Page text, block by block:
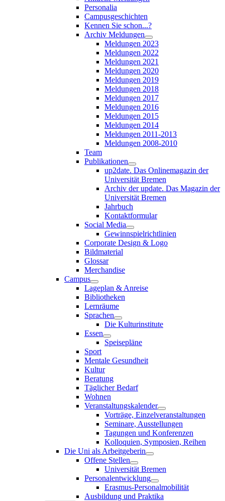
Personalia
Campusgeschichten
Kennen Sie schon...?
Archiv Meldungen
Meldungen 2023
Meldungen 2022
Meldungen 2021
Meldungen 2020
Meldungen 2019
Meldungen 2018
Meldungen 2017
Meldungen 2016
Meldungen 2015
Meldungen 2014
Meldungen 2011-2013
Meldungen 2008-2010
Team
Publikationen
up2date. Das Onlinemagazin der
Universität Bremen
Archiv der update. Das Magazin der
Universität Bremen
Jahrbuch
Kontaktformular
Social Media
Gewinnspielrichtlinien
Corporate Design & Logo
Bildmaterial
Glossar
Merchandise
Campus
Lageplan & Anreise
Bibliotheken
Lernräume
Sprachen
Die Kulturinstitute
Essen
Speisepläne
Sport
Mentale Gesundheit
Kultur
Beratung
Täglicher Bedarf
Wohnen
Veranstaltungskalender
Vorträge, Einzelveranstaltungen
Seminare, Ausstellungen
Tagungen und Konferenzen
Kolloquien, Symposien, Reihen
Die Uni als Arbeitgeberin
Offene Stellen
Universität Bremen
Personalentwicklung
Erasmus-Personalmobilität
Ausbildung und Praktika